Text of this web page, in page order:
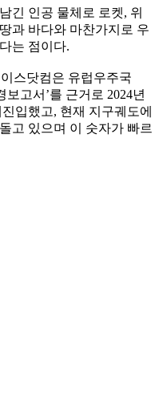
긴 인공 물체로 로켓, 위
과 바다와 마찬가지로 우
는 점이다.
스닷컴은 유럽우주국
고서’를 근거로 2024년
입했고, 현재 지구궤도에
고 있으며 이 숫자가 빠르